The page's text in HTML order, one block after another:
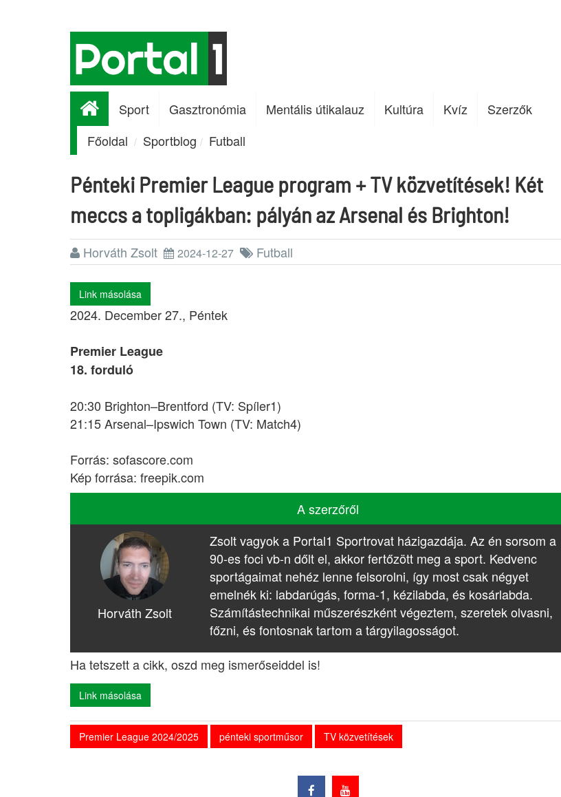
Sport Gasztronómia Mentális útikalauz Kultúra Kvíz
Szerzők
Főoldal
Sportblog Futball
Pénteki Premier League program + TV közvetítések! Két
meccs a topligákban: pályán az Arsenal és Brighton!
Horváth Zsolt 2024-12-27 Futball
Link másolása
2024. December 27., Péntek
Premier League
18. forduló
20:30 Brighton–Brentford (TV: Spíler1)
21:15 Arsenal–Ipswich Town (TV: Match4)
Forrás: sofascore.com
Kép forrása: freepik.com
A szerzőről
Horváth Zsolt
Zsolt vagyok a Portal1 Sportrovat házigazdája. Az én sorsom a
90-es foci vb-n dőlt el, akkor fertőzött meg a sport. Kedvenc
sportágaimat nehéz lenne felsorolni, így most csak négyet
emelnék ki: labdarúgás, forma-1, kézilabda, és kosárlabda.
Számítástechnikai műszerészként végeztem, szeretek olvasni,
főzni, és fontosnak tartom a tárgyilagosságot.
Ha tetszett a cikk, oszd meg ismerőseiddel is!
Link másolása
Premier League 2024/2025 pénteki sportműsor TV közvetítések